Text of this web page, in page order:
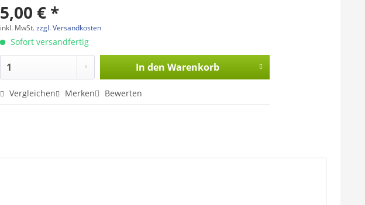
5,00 € *
inkl. MwSt.zzgl. Versandkosten
Sofort versandfertig
In den Warenkorb
Vergleichen Merken Bewerten